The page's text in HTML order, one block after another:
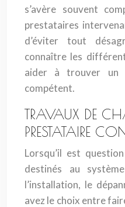
s’avère souvent
prestataires
d’éviter tout
connaître les
aider à trouver un
compétent.
TRAVAUX DE
PRESTATAIRE
Lorsqu’il est
destinés au
l’installation, le
avez le choix entre